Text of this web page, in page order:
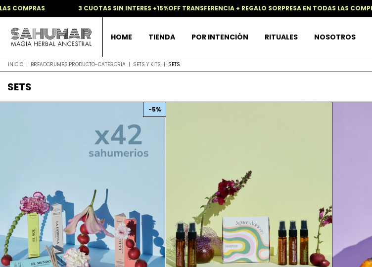
3 CUOTAS SIN INTERES +15%OFF TRANSFERENCIA + REGALO SORPRESA EN TODAS LAS COMPRAS
HOME TIENDA POR INTENCIÓN RITUALES NOSOTROS
INICIO | BREADCRUMBS.PRODUCTO-CATEGORIA | SETS Y KITS | SETS
SETS
-5%